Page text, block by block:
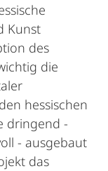
Kunst
des
die
hessischen
dringend -
- ausgebaut
das